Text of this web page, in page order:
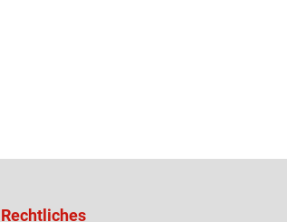
Rechtliches